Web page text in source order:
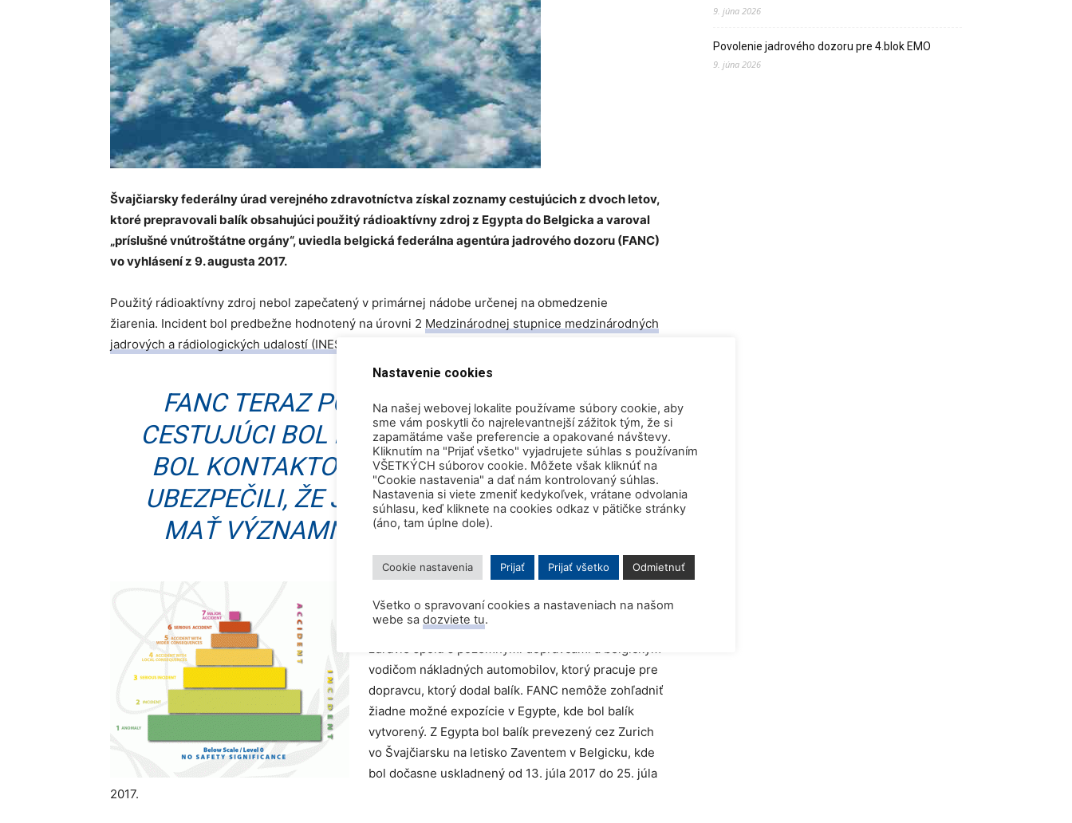
Švajčiarsky federálny úrad verejného zdravotníctva získal zoznamy cestujúcich z dvoch letov,
ktoré prepravovali balík obsahujúci použitý rádioaktívny zdroj z Egypta do Belgicka a varoval
„príslušné vnútroštátne orgány“, uviedla belgická federálna agentúra jadrového dozoru (FANC)
vo vyhlásení z 9. augusta 2017.
Použitý rádioaktívny zdroj nebol zapečatený v primárnej nádobe určenej na obmedzenie
žiarenia. Incident bol predbežne hodnotený na úrovni 2 Medzinárodnej stupnice medzinárodných
jadrových a rádiologických udalostí (INES).
FANC TERAZ POTVRDILA, ŽE BELGICKÝ
CESTUJÚCI BOL NA JEDNOM Z LETOV, ALE
BOL KONTAKTOVANÝ ORGÁNMI, ABY HO
UBEZPEČILI, ŽE JEHO EXPOZÍCIA NEBUDE
MAŤ VÝZNAMNÉ ZDRAVOTNÉ ÚČINKY.
v nákladnom priestore na oboch letoch, mohli byť
vystavení dávkam, ktoré by mohli mať vplyv na
zdravie spolu s pozemnými dopravcami a belgickým
vodičom nákladných automobilov, ktorý pracuje pre
dopravcu, ktorý dodal balík. FANC nemôže zohľadniť
žiadne možné expozície v Egypte, kde bol balík
vytvorený. Z Egypta bol balík prevezený cez Zurich
vo Švajčiarsku na letisko Zaventem v Belgicku, kde
bol dočasne uskladnený od 13. júla 2017 do 25. júla
2017.
9. júna 2026
Povolenie jadrového dozoru pre 4.blok EMO
9. júna 2026
Nastavenie cookies
Na našej webovej lokalite používame súbory cookie, aby
sme vám poskytli čo najrelevantnejší zážitok tým, že si
zapamätáme vaše preferencie a opakované návštevy.
Kliknutím na "Prijať všetko" vyjadrujete súhlas s používaním
VŠETKÝCH súborov cookie. Môžete však kliknúť na
"Cookie nastavenia" a dať nám kontrolovaný súhlas.
Nastavenia si viete zmeniť kedykoľvek, vrátane odvolania
súhlasu, keď kliknete na cookies odkaz v pätičke stránky
(áno, tam úplne dole).
Cookie nastavenia Prijať Prijať všetko Odmietnuť
Všetko o spravovaní cookies a nastaveniach na našom
webe sa dozviete tu.